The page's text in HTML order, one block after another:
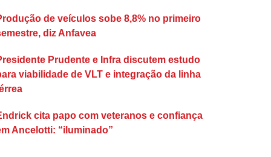
de veículos sobe 8,8% no primeiro
diz Anfavea
Prudente e Infra discutem estudo
viabilidade de VLT e integração da linha
cita papo com veteranos e confiança
Ancelotti: “iluminado”